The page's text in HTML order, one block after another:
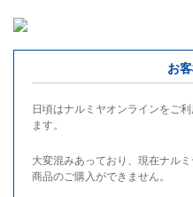
お
日頃はナルミヤオンラインをご
ます。
大変混みあっており、現在ナル
商品のご購入ができません。